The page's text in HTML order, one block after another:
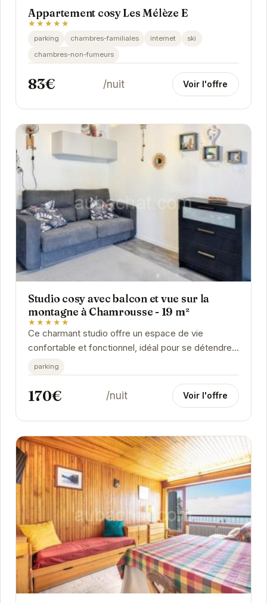
Appartement cosy Les Mélèze E
★★★★★
parking chambres-familiales internet
ski
chambres-non-fumeurs
83€ /nuit Voir l'offre
Studio cosy avec balcon et vue sur la
montagne à Chamrousse - 19 m²
★★★★★
Ce charmant studio offre un espace de vie
confortable et fonctionnel, idéal pour se détendre
après une journée passée à explorer les
montagnes....
parking
170€ /nuit Voir l'offre